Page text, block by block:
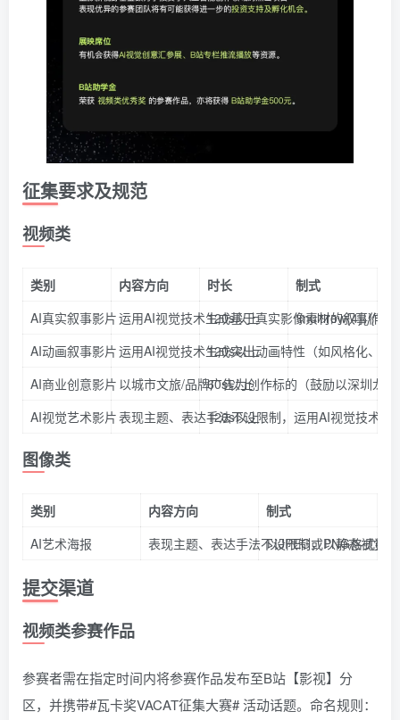
征集要求及规范
视频类
类别 内容方向 时长
制式
AI真实叙事影片运用AI视觉技术生成基于真实影像素材的叙事作
120s以上 \multirow{4}{
AI动画叙事影片运用AI视觉技术生成突出动画特性（如风格化、
120s以上
AI商业创意影片 以城市文旅/品牌广告为创作标的（鼓励以深圳龙
60s以上
AI视觉艺术影片表现主题、表达手法不设限制，运用AI视觉技术
120s以上
图像类
类别 内容方向
制式
AI艺术海报
表现主题、表达手法不设限制，以静态视觉
以JPEG或PNG格式提
提交渠道
视频类参赛作品
参赛者需在指定时间内将参赛作品发布至B站【影视】分
区，并携带#瓦卡奖VACAT征集大赛# 活动话题。命名规则：